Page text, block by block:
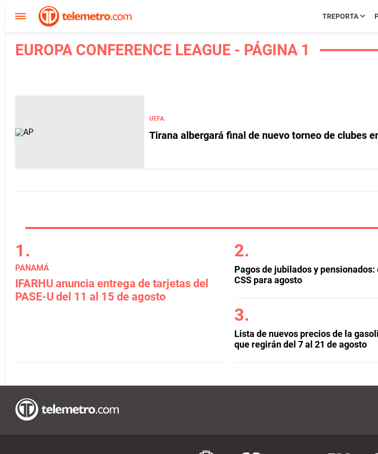
TREPORTA
EUROPA CONFERENCE LEAGUE - PÁGINA 1
UEFA.
Tirana albergará final de nuevo torneo de clubes
PANAMÁ
IFARHU anuncia entrega de tarjetas del
PASE-U del 11 al 15 de agosto
Pagos de jubilados y
CSS para agosto
Lista de nuevos precios de la
que regirán del 7 al 21 de agosto